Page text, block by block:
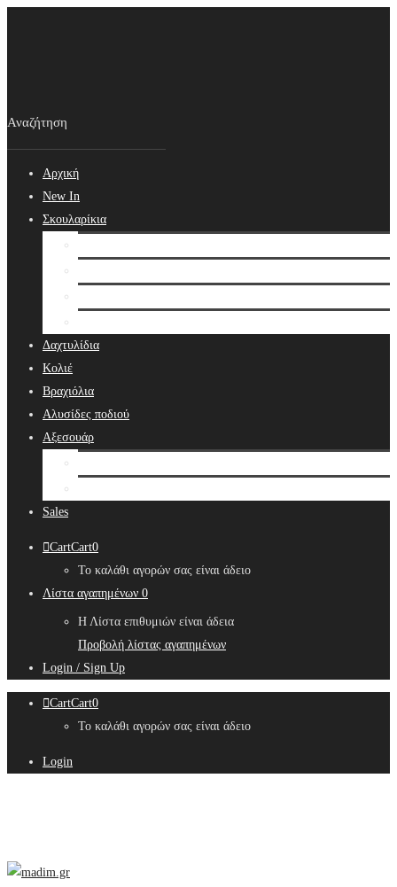
Αρχική
New In
Σκουλαρίκια
Δαχτυλίδια
Κολιέ
Βραχιόλια
Αλυσίδες ποδιού
Αξεσουάρ
Sales
CartCart0
Το καλάθι αγορών σας είναι άδειο
Λίστα αγαπημένων 0
Η Λίστα επιθυμιών είναι άδεια
Προβολή λίστας αγαπημένων
Login / Sign Up
CartCart0
Το καλάθι αγορών σας είναι άδειο
Login